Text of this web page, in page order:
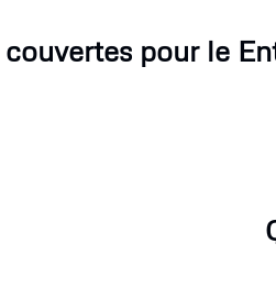
pour le